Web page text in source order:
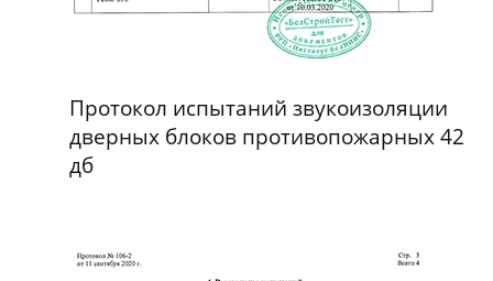
Протокол испытаний звукоизоляции
дверных блоков противопожарных 42
дб